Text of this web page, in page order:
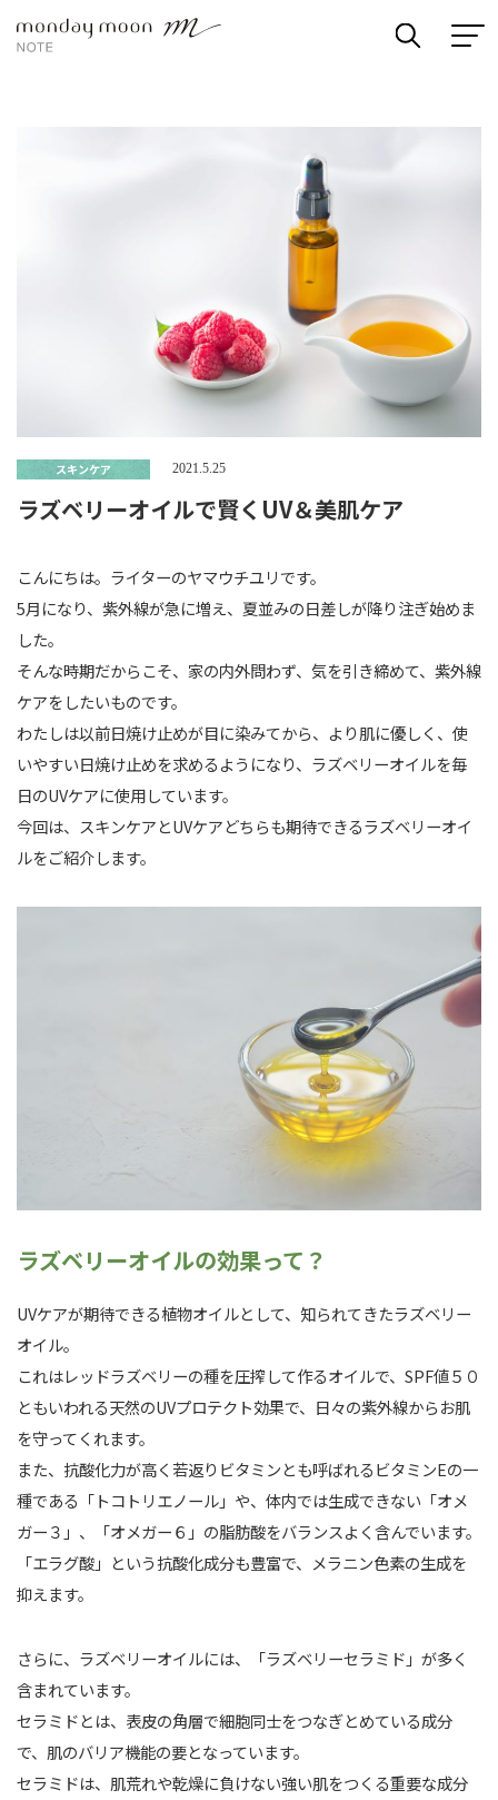
スキンケア 2021.5.25
ラズベリーオイルで賢くUV＆美肌ケア
こんにちは。ライターのヤマウチユリです。
5月になり、紫外線が急に増え、夏並みの日差しが降り注ぎ始めま
した。
そんな時期だからこそ、家の内外問わず、気を引き締めて、紫外線
ケアをしたいものです。
わたしは以前日焼け止めが目に染みてから、より肌に優しく、使
いやすい日焼け止めを求めるようになり、ラズベリーオイルを毎
日のUVケアに使用しています。
今回は、スキンケアとUVケアどちらも期待できるラズベリーオイ
ルをご紹介します。
ラズベリーオイルの効果って？
UVケアが期待できる植物オイルとして、知られてきたラズベリー
オイル。
これはレッドラズベリーの種を圧搾して作るオイルで、SPF値５０
ともいわれる天然のUVプロテクト効果で、日々の紫外線からお肌
を守ってくれます。
また、抗酸化力が高く若返りビタミンとも呼ばれるビタミンEの一
種である「トコトリエノール」や、体内では生成できない「オメ
ガー３」、「オメガー６」の脂肪酸をバランスよく含んでいます。
「エラグ酸」という抗酸化成分も豊富で、メラニン色素の生成を
抑えます。
さらに、ラズベリーオイルには、「ラズベリーセラミド」が多く
含まれています。
セラミドとは、表皮の角層で細胞同士をつなぎとめている成分
で、肌のバリア機能の要となっています。
セラミドは、肌荒れや乾燥に負けない強い肌をつくる重要な成分